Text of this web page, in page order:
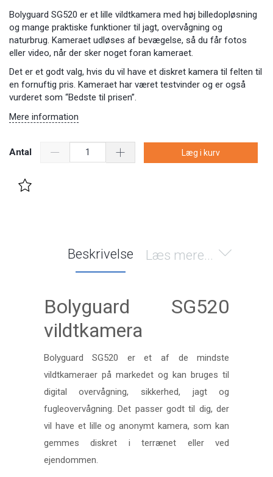
Bolyguard SG520 er et lille vildtkamera med høj billedopløsning
og mange praktiske funktioner til jagt, overvågning og
naturbrug. Kameraet udløses af bevægelse, så du får fotos
eller video, når der sker noget foran kameraet.
Det er et godt valg, hvis du vil have et diskret kamera til felten til
en fornuftig pris. Kameraet har været testvinder og er også
vurderet som “Bedste til prisen”.
Mere information
Antal Læg i kurv
Læs mere...
Beskrivelse
Bolyguard SG520
vildtkamera
Bolyguard SG520 er et af de mindste
vildtkameraer på markedet og kan bruges til
digital overvågning, sikkerhed, jagt og
fugleovervågning. Det passer godt til dig, der
vil have et lille og anonymt kamera, som kan
gemmes diskret i terrænet eller ved
ejendommen.